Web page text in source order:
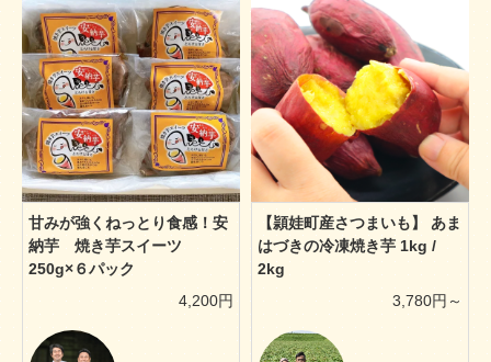
甘みが強くねっとり食感！安
納芋 焼き芋スイーツ
250g×６パック
4,200円
【頴娃町産さつまいも】 あま
はづきの冷凍焼き芋 1kg /
2kg
3,780円～